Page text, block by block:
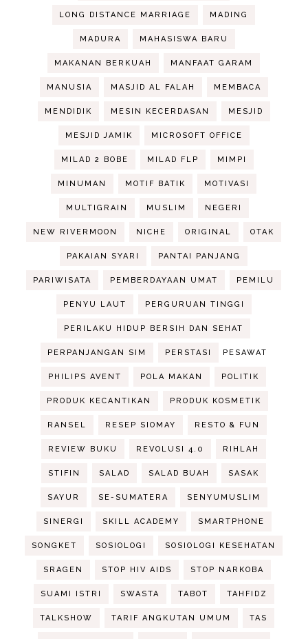
LONG DISTANCE MARRIAGE MADING
MADURA MAHASISWA BARU
MAKANAN BERKUAH MANFAAT GARAM
MANUSIA MASJID AL FALAH MEMBACA
MENDIDIK MESIN KECERDASAN MESJID
MESJID JAMIK MICROSOFT OFFICE
MILAD 2 BOBE MILAD FLP MIMPI
MINUMAN MOTIF BATIK MOTIVASI
MULTIGRAIN MUSLIM NEGERI
NEW RIVERMOON NICHE ORIGINAL OTAK
PAKAIAN SYARI PANTAI PANJANG
PARIWISATA PEMBERDAYAAN UMAT PEMILU
PENYU LAUT PERGURUAN TINGGI
PERILAKU HIDUP BERSIH DAN SEHAT
PERPANJANGAN SIM PERSTASI PESAWAT
PHILIPS AVENT POLA MAKAN POLITIK
PRODUK KECANTIKAN PRODUK KOSMETIK
RANSEL RESEP SIOMAY RESTO & FUN
REVIEW BUKU REVOLUSI 4.0 RIHLAH
STIFIN SALAD SALAD BUAH SASAK
SAYUR SE-SUMATERA SENYUMUSLIM
SINERGI SKILL ACADEMY SMARTPHONE
SONGKET SOSIOLOGI SOSIOLOGI KESEHATAN
SRAGEN STOP HIV AIDS STOP NARKOBA
SUAMI ISTRI SWASTA TABOT TAHFIDZ
TALKSHOW TARIF ANGKUTAN UMUM TAS